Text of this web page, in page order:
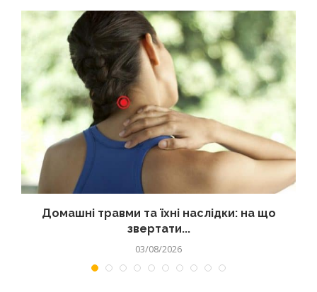
Домашні травми та їхні наслідки: на що
звертати...
03/08/2026